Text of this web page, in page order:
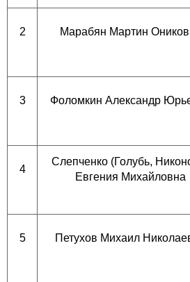
2 Марабян Мартин
3 Фоломкин Александр
4
Слепченко (Голубь,
Евгения Михайловна
5 Петухов Михаил